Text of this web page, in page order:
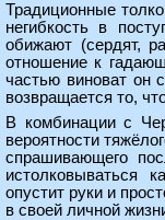
Традиционные
негибкость в
обижают (сердят,
отношение к
частью виноват он
возвращается то,
В комбинации с
вероятности
спрашивающего
истолковываться
опустит руки и
в своей личной